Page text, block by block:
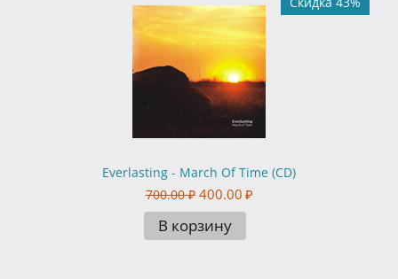
Everlasting - March Of Time (CD)
700.00 ₽ 400.00 ₽
В корзину